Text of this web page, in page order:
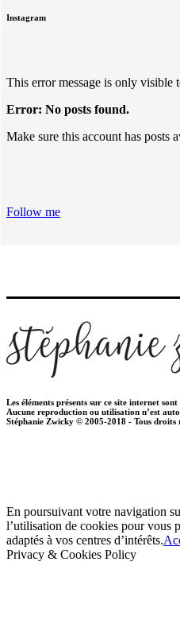
Instagram
This error message is only visible
Error: No posts found.
Make sure this account has posts
Follow me
Les éléments présents sur ce site internet
Aucune reproduction ou utilisation n’est
Stéphanie Zwicky © 2005-2018 - Tous droits
En poursuivant votre navigation
l’utilisation de cookies pour vous
adaptés à vos centres d’intérêts.
Privacy & Cookies Policy